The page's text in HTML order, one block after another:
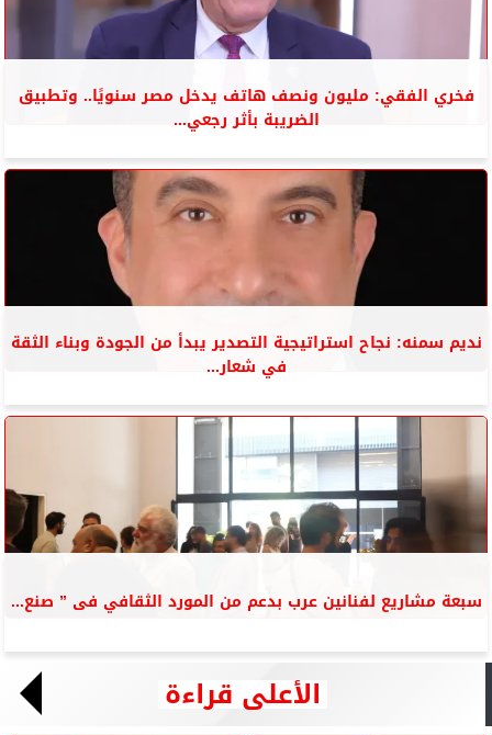
فخري الفقي: مليون ونصف هاتف يدخل مصر سنويًا.. وتطبيق
الضريبة بأثر رجعي...
نديم سمنه: نجاح استراتيجية التصدير يبدأ من الجودة وبناء الثقة
في شعار...
سبعة مشاريع لفنانين عرب بدعم من المورد الثقافي فى ” صنع...
الأعلى قراءة